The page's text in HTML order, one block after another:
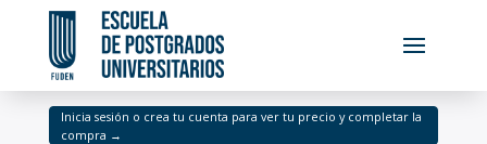
Inicia sesión o crea tu cuenta para ver tu precio y completar la
compra →